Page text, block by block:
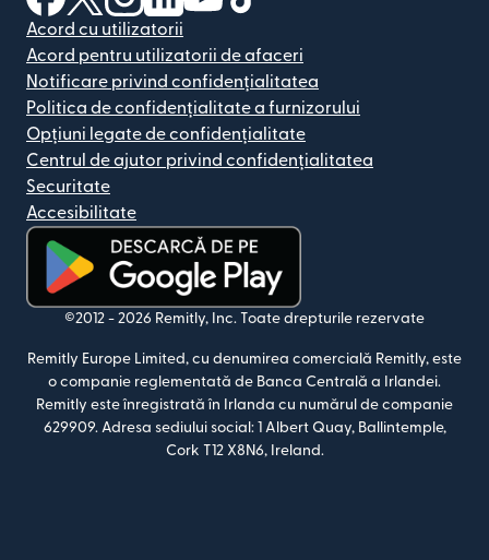
Acord cu utilizatorii
Acord pentru utilizatorii de afaceri
Notificare privind confidențialitatea
Politica de confidențialitate a furnizorului
Opțiuni legate de confidențialitate
Centrul de ajutor privind confidențialitatea
Securitate
Accesibilitate
(se deschide într-o fereastră nouă)
©2012 - 2026 Remitly, Inc. Toate drepturile rezervate
Remitly Europe Limited, cu denumirea comercială Remitly, este
o companie reglementată de Banca Centrală a Irlandei.
Remitly este înregistrată în Irlanda cu numărul de companie
629909. Adresa sediului social: 1 Albert Quay, Ballintemple,
Cork T12 X8N6, Ireland.